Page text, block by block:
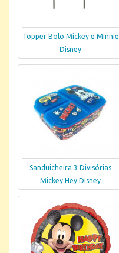
Topper Bolo Mickey e Minnie
Disney
Sanduicheira 3 Divisórias
Mickey Hey Disney